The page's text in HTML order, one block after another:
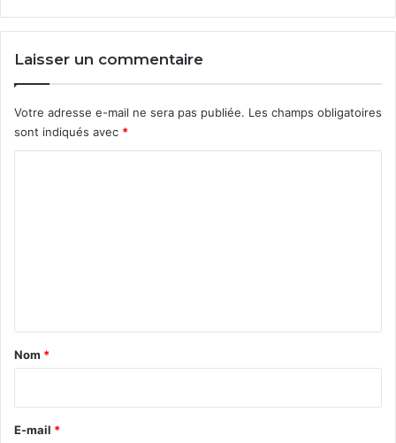
Laisser un commentaire
Votre adresse e-mail ne sera pas publiée. Les champs obligatoires
sont indiqués avec *
a
e
Nom *
E-mail *